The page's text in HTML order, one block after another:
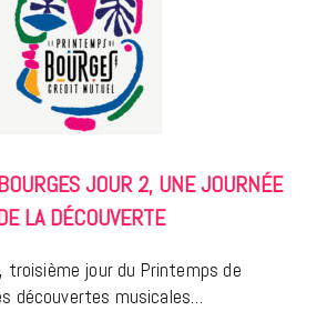
JOUR 2, UNE JOURNÉE
LA DÉCOUVERTE
troisième jour du Printemps de
découvertes musicales…